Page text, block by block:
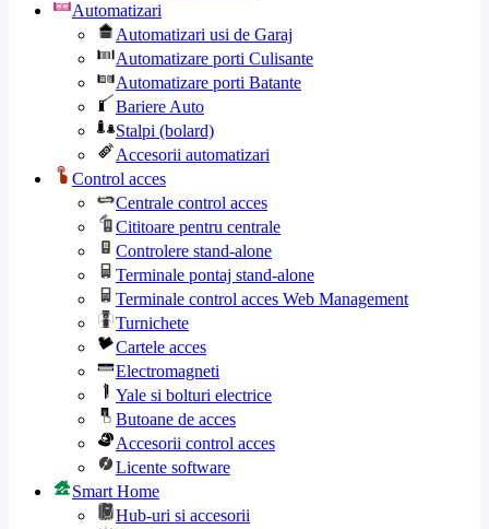
Automatizari
Automatizari usi de Garaj
Automatizare porti Culisante
Automatizare porti Batante
Bariere Auto
Stalpi (bolard)
Accesorii automatizari
Control acces
Centrale control acces
Cititoare pentru centrale
Controlere stand-alone
Terminale pontaj stand-alone
Terminale control acces Web Management
Turnichete
Cartele acces
Electromagneti
Yale si bolturi electrice
Butoane de acces
Accesorii control acces
Licente software
Smart Home
Hub-uri si accesorii